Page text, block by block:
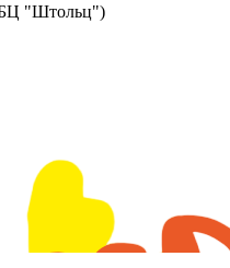
"Штольц")